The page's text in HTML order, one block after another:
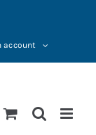
account